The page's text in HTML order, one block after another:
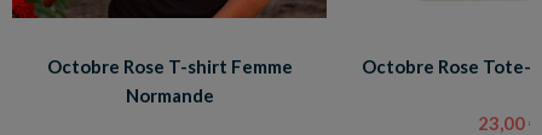
Octobre Rose T-shirt Femme
Normande
Octobre Rose Tote-
23,00 €